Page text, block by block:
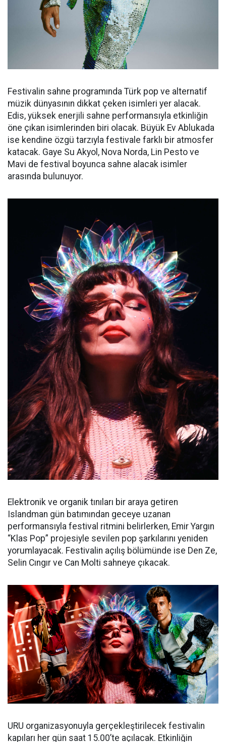
Festivalin sahne programında Türk pop ve alternatif
müzik dünyasının dikkat çeken isimleri yer alacak.
Edis, yüksek enerjili sahne performansıyla etkinliğin
öne çıkan isimlerinden biri olacak. Büyük Ev Ablukada
ise kendine özgü tarzıyla festivale farklı bir atmosfer
katacak. Gaye Su Akyol, Nova Norda, Lin Pesto ve
Mavi de festival boyunca sahne alacak isimler
arasında bulunuyor.
Elektronik ve organik tınıları bir araya getiren
Islandman gün batımından geceye uzanan
performansıyla festival ritmini belirlerken, Emir Yargın
“Klas Pop” projesiyle sevilen pop şarkılarını yeniden
yorumlayacak. Festivalin açılış bölümünde ise Den Ze,
Selin Cıngır ve Can Molti sahneye çıkacak.
URU organizasyonuyla gerçekleştirilecek festivalin
kapıları her gün saat 15.00’te açılacak. Etkinliğin